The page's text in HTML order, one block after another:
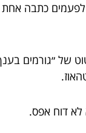
כתבה אחת
של ״גורמים
דוח אפס.